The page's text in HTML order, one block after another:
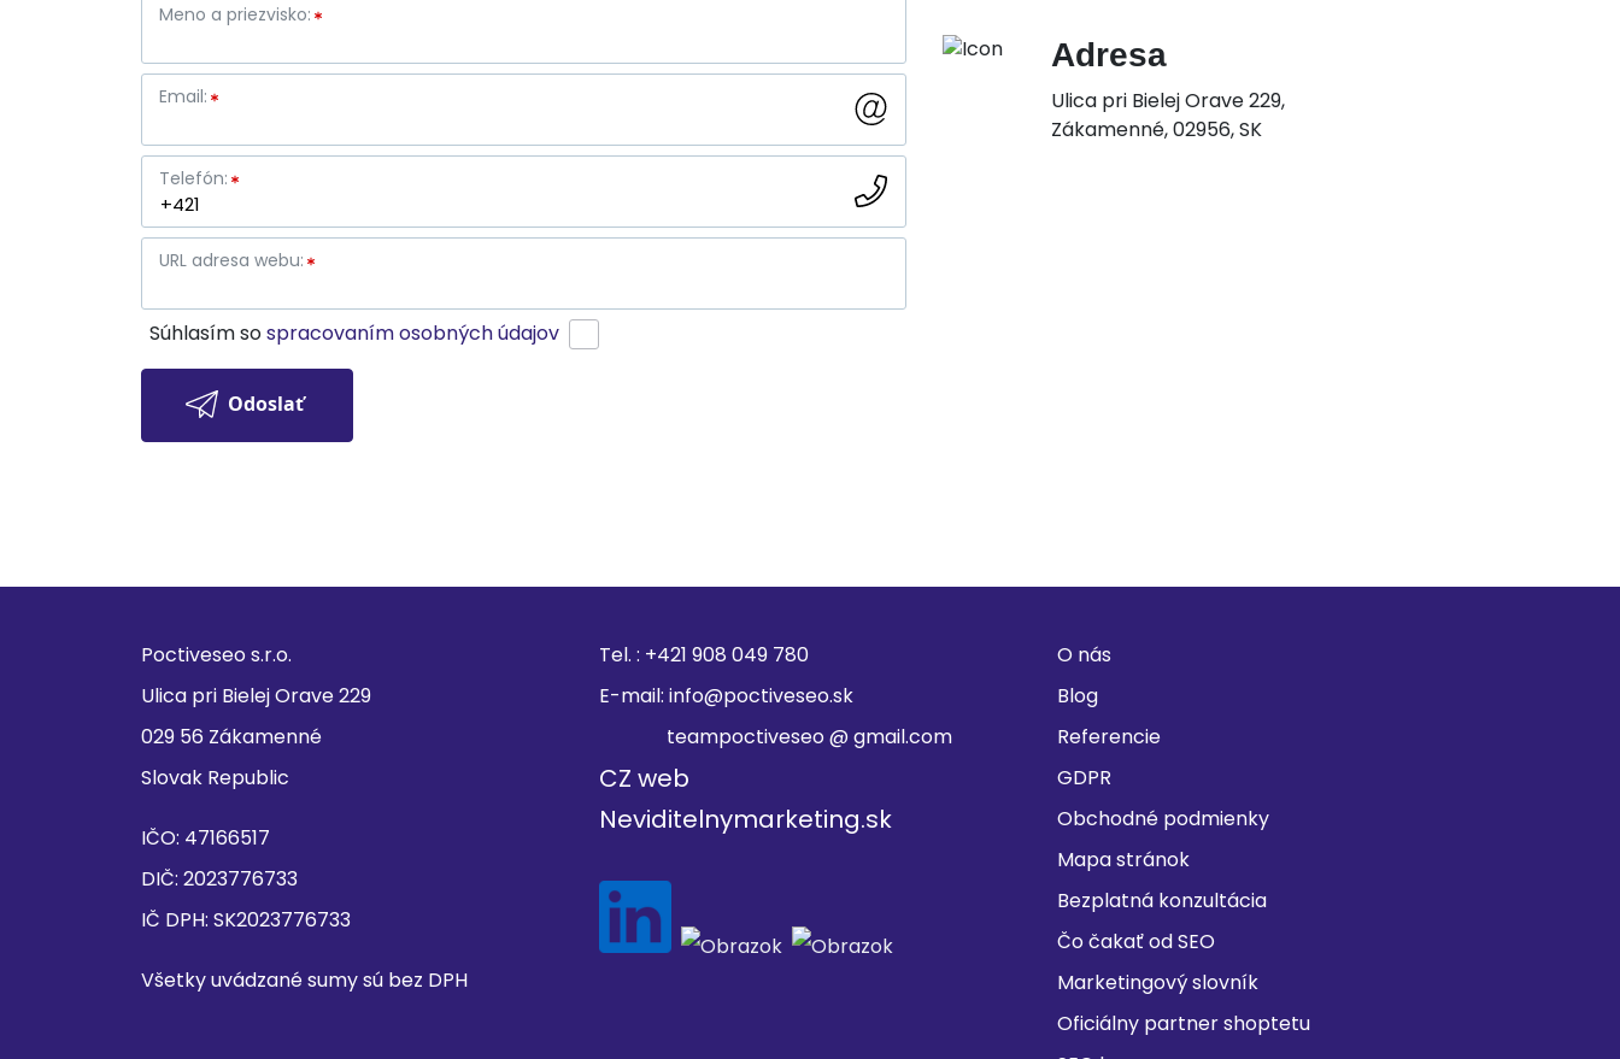
Meno a priezvisko:
Email:
Telefón:
URL adresa webu:
Súhlasím sospracovaním osobných údajov
Odoslať
Adresa
Ulica pri Bielej Orave 229,
Zákamenné, 02956, SK
Poctiveseo s.r.o.
Ulica pri Bielej Orave 229
029 56 Zákamenné
Slovak Republic
IČO: 47166517
DIČ: 2023776733
IČ DPH: SK2023776733
Všetky uvádzané sumy sú bez DPH
Tel. : +421 908 049 780
E-mail: info@poctiveseo.sk
teampoctiveseo @ gmail.com
CZ web
Neviditelnymarketing.sk
O nás
Blog
Referencie
GDPR
Obchodné podmienky
Mapa stránok
Bezplatná konzultácia
Čo čakať od SEO
Marketingový slovník
Oficiálny partner shoptetu